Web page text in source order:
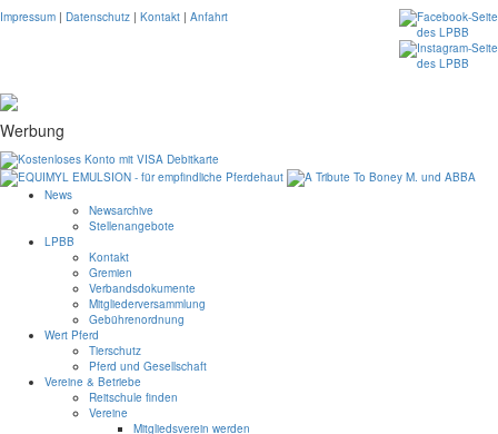
Impressum | Datenschutz | Kontakt | Anfahrt
Werbung
News
Newsarchive
Stellenangebote
LPBB
Kontakt
Gremien
Verbandsdokumente
Mitgliederversammlung
Gebührenordnung
Wert Pferd
Tierschutz
Pferd und Gesellschaft
Vereine & Betriebe
Reitschule finden
Vereine
Mitgliedsverein werden